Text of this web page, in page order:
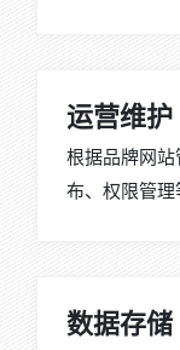
运营维护
根据品牌网
布、权限管理
数据存储